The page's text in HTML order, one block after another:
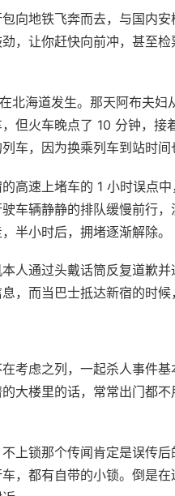
向地铁飞奔而去，与国内
，让你赶快向前冲，甚至
北海道发生。那天阿布夫
但火车晚点了 10 分钟，接
车，因为换乘列车到站时
高速上堵车的 1 小时误点
车辆静静的排队缓慢前行
半小时后，拥堵逐渐解除。
人通过头戴话筒反复道歉
，而当巴士抵达新宿的时
考虑之列，一起杀人事件
大楼里的话，常常出门都
上锁那个传闻肯定是误传
，都有自带的小锁。倒是